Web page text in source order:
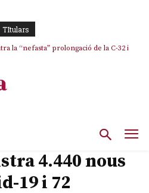
TItulars
la “nefasta” prolongació de la C-32 i
uneix l’esport i la cultura en un emotiu
4.440 nous
19 i 72